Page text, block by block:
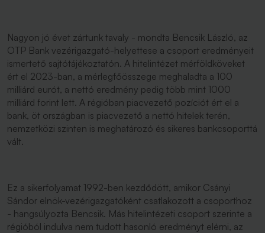
Nagyon jó évet zártunk tavaly - mondta Bencsik László, az
OTP Bank vezérigazgató-helyettese a csoport eredményeit
ismertető sajtótájékoztatón. A hitelintézet mérföldköveket
ért el 2023-ban, a mérlegfőösszege meghaladta a 100
milliárd eurót, a nettó eredmény pedig több mint 1000
milliárd forint lett. A régióban piacvezető pozíciót ért el a
bank, öt országban is piacvezető a nettó hitelek terén,
nemzetközi szinten is meghatározó és sikeres bankcsoporttá
vált.
Ez a sikerfolyamat 1992-ben kezdődött, amikor Csányi
Sándor elnök-vezérigazgatóként csatlakozott a csoporthoz
- hangsúlyozta Bencsik. Más hitelintézeti csoport szerinte a
régióból indulva nem tudott hasonló eredményt elérni, az